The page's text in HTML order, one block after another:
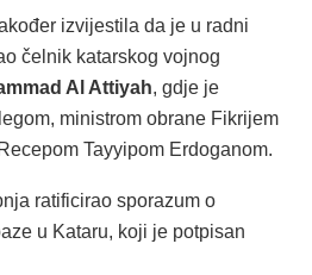
izvijestila da je u radni
čelnik katarskog vojnog
Al Attiyah, gdje je
ministrom obrane Fikrijem
Tayyipom Erdoganom.
ratificirao sporazum o
u Kataru, koji je potpisan